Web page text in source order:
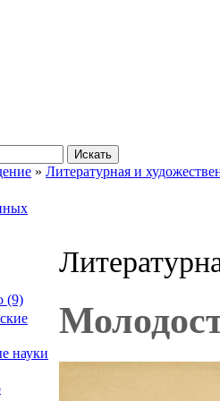
Искать
» Литературная и
(9)
науки